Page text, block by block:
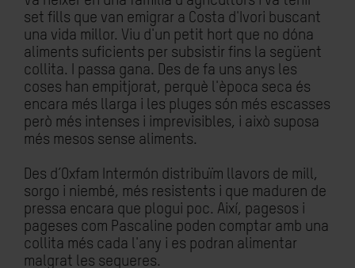
set fills que van emigrar a Costa d'Ivori buscant
una vida millor. Viu d'un petit hort que no dóna
aliments suficients per subsistir fins la següent
collita. I passa gana. Des de fa uns anys les
coses han empitjorat, perquè l'època seca és
encara més llarga i les pluges són més escasses
però més intenses i imprevisibles, i això suposa
més mesos sense aliments.
Des d’Oxfam Intermón distribuïm llavors de mill,
sorgo i niembé, més resistents i que maduren de
pressa encara que plogui poc. Així, pagesos i
pageses com Pascaline poden comptar amb una
collita més cada l'any i es podran alimentar
malgrat les sequeres.